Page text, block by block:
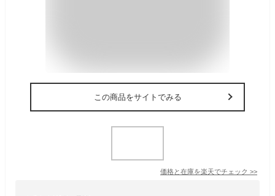
この商品をサイトでみる
価格と在庫を楽天でチェック >>